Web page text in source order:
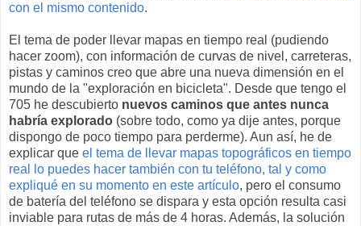
con el mismo contenido.
El tema de poder llevar mapas en tiempo real (pudiendo
hacer zoom), con información de curvas de nivel, carreteras,
pistas y caminos creo que abre una nueva dimensión en el
mundo de la "exploración en bicicleta". Desde que tengo el
705 he descubierto nuevos caminos que antes nunca
habría explorado (sobre todo, como ya dije antes, porque
dispongo de poco tiempo para perderme). Aun así, he de
explicar que el tema de llevar mapas topográficos en tiempo
real lo puedes hacer también con tu teléfono, tal y como
expliqué en su momento en este artículo, pero el consumo
de batería del teléfono se dispara y esta opción resulta casi
inviable para rutas de más de 4 horas. Además, la solución